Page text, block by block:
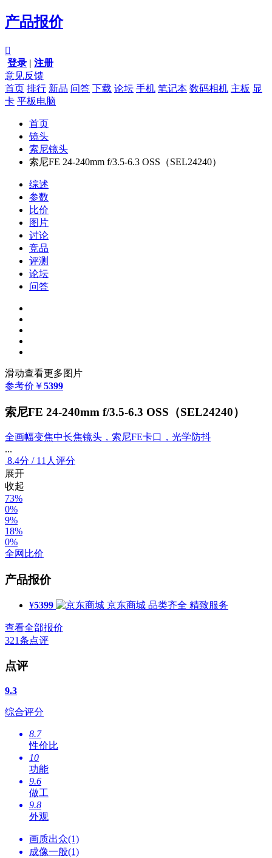
产品报价

登录 | 注册
意见反馈
首页 排行 新品 问答 下载 论坛 手机 笔记本 数码相机 主板 显
卡 平板电脑
首页
镜头
索尼镜头
索尼FE 24-240mm f/3.5-6.3 OSS（SEL24240）
综述
参数
比价
图片
讨论
竞品
评测
论坛
问答
滑动查看更多图片
参考价 ￥5399
索尼FE 24-240mm f/3.5-6.3 OSS（SEL24240）
全画幅变焦中长焦镜头，索尼FE卡口，光学防抖
...
8.4分 / 11人评分
展开
收起
73%
0%
9%
18%
0%
全网比价
产品报价
¥5399 京东商城 品类齐全 精致服务
查看全部报价
321条点评
点评
9.3
综合评分
8.7
性价比
10
功能
9.6
做工
9.8
外观
画质出众(1)
成像一般(1)